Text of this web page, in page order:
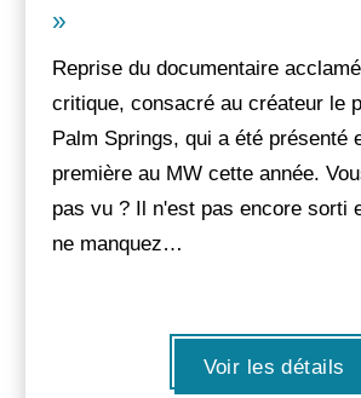
»
Reprise du documentaire
critique, consacré au créateur le
Palm Springs, qui a été présenté
première au MW cette année.
pas vu ? Il n'est pas encore sorti
ne manquez…
Voir les détails